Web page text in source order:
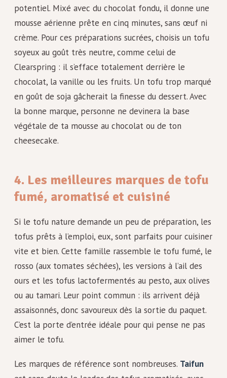
potentiel. Mixé avec du chocolat fondu, il donne une
mousse aérienne prête en cinq minutes, sans œuf ni
crème. Pour ces préparations sucrées, choisis un tofu
soyeux au goût très neutre, comme celui de
Clearspring : il s’efface totalement derrière le
chocolat, la vanille ou les fruits. Un tofu trop marqué
en goût de soja gâcherait la finesse du dessert. Avec
la bonne marque, personne ne devinera la base
végétale de ta mousse au chocolat ou de ton
cheesecake.
4. Les meilleures marques de tofu
fumé, aromatisé et cuisiné
Si le tofu nature demande un peu de préparation, les
tofus prêts à l’emploi, eux, sont parfaits pour cuisiner
vite et bien. Cette famille rassemble le tofu fumé, le
rosso (aux tomates séchées), les versions à l’ail des
ours et les tofus lactofermentés au pesto, aux olives
ou au tamari. Leur point commun : ils arrivent déjà
assaisonnés, donc savoureux dès la sortie du paquet.
C’est la porte d’entrée idéale pour qui pense ne pas
aimer le tofu.
Les marques de référence sont nombreuses. Taifun